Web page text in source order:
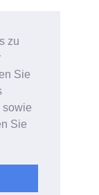
zu
Sie
sowie
Sie